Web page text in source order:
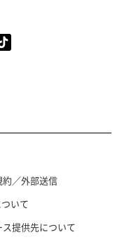
約／外部送信
いて
ス提供先について